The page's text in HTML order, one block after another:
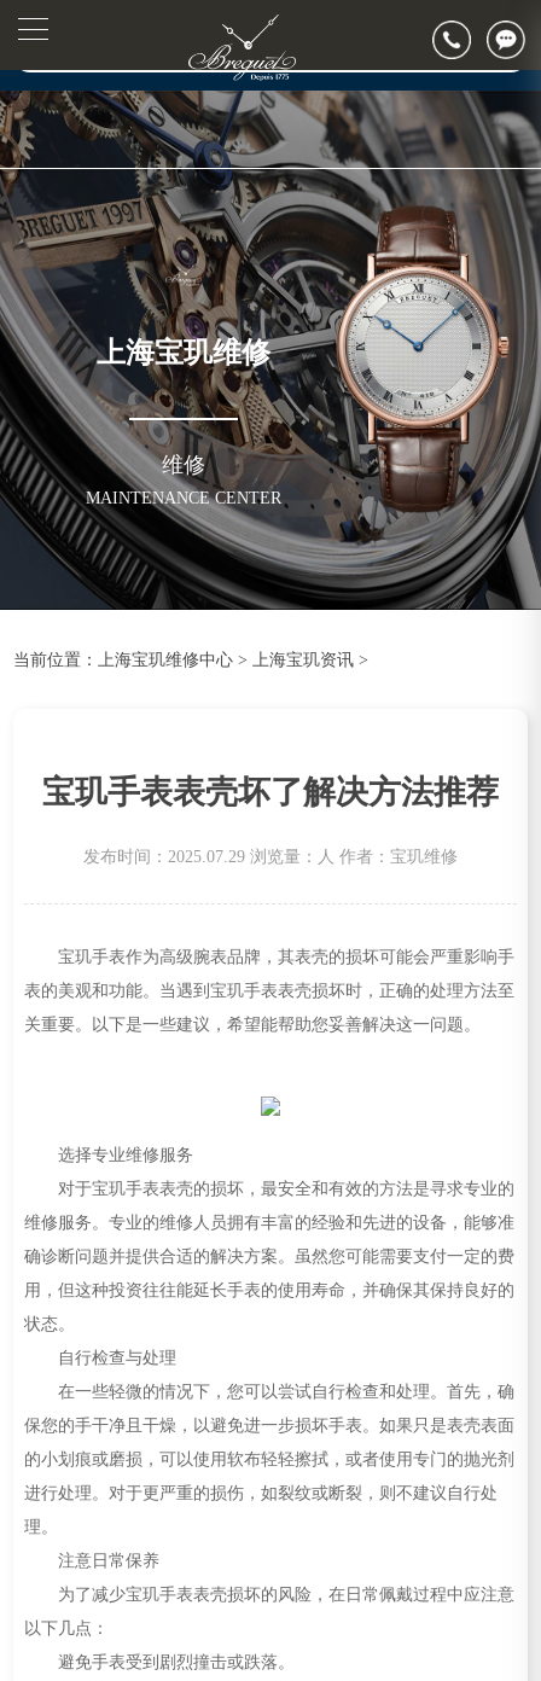
▲
▼
2026年7月宝玑上海市售后服务网络优化升级公告
2026年7月上海市宝玑官方售后客户服务热线：400-886-1507
2026年7月宝玑售后服务中心最新网点地址：
上海市徐汇区虹桥路3号港汇中心写字楼2座37层3705室（需提前预约）
节假日正常营业！
上海宝玑维修
维修
MAINTENANCE CENTER
当前位置： 上海宝玑维修中心 > 上海宝玑资讯 >
宝玑手表表壳坏了解决方法推荐
发布时间：2025.07.29 浏览量： 人 作者：宝玑维修
宝玑手表作为高级腕表品牌，其表壳的损坏可能会严重影响手
表的美观和功能。当遇到宝玑手表表壳损坏时，正确的处理方法至
关重要。以下是一些建议，希望能帮助您妥善解决这一问题。
选择专业维修服务
对于宝玑手表表壳的损坏，最安全和有效的方法是寻求专业的
维修服务。专业的维修人员拥有丰富的经验和先进的设备，能够准
确诊断问题并提供合适的解决方案。虽然您可能需要支付一定的费
用，但这种投资往往能延长手表的使用寿命，并确保其保持良好的
状态。
自行检查与处理
在一些轻微的情况下，您可以尝试自行检查和处理。首先，确
保您的手干净且干燥，以避免进一步损坏手表。如果只是表壳表面
的小划痕或磨损，可以使用软布轻轻擦拭，或者使用专门的抛光剂
进行处理。对于更严重的损伤，如裂纹或断裂，则不建议自行处
理。
注意日常保养
为了减少宝玑手表表壳损坏的风险，在日常佩戴过程中应注意
以下几点：
避免手表受到剧烈撞击或跌落。